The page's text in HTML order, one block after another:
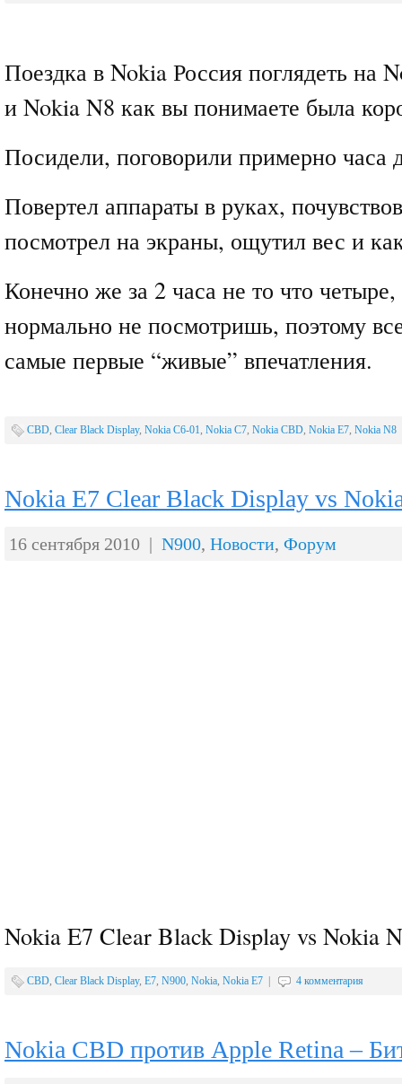
Поездка в Nokia Россия поглядеть на
и Nokia N8 как вы понимаете была
Посидели, поговорили примерно часа
Повертел аппараты в руках,
посмотрел на экраны, ощутил вес и
Конечно же за 2 часа не то что
нормально не посмотришь, поэтому
самые первые “живые” впечатления.
CBD, Clear Black Display, Nokia C6-01, Nokia C7, Nokia CBD, Nokia E7, Nokia N8
Nokia E7 Clear Black Display vs
16 сентября 2010 | N900, Новости, Форум
Nokia E7 Clear Black Display vs Nokia
CBD, Clear Black Display, E7, N900, Nokia, Nokia E7 4 комментария
Nokia CBD против Apple Retina –